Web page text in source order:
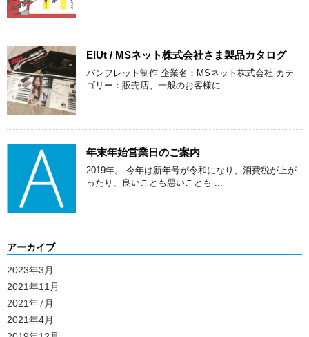
ElUt / MSネット株式会社さま製品カタログ
パンフレット制作 企業名：MSネット株式会社 カテ
ゴリー：販売店、一般のお客様に ...
年末年始営業日のご案内
2019年。 今年は新年号が令和になり、消費税が上が
ったり、良いことも悪いことも ...
アーカイブ
2023年3月
2021年11月
2021年7月
2021年4月